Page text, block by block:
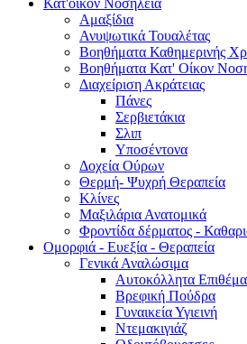
Κατ'οίκον Νοσηλεία
Αμαξίδια
Ανυψωτικά Τουαλέτας
Βοηθήματα Καθημερινής
Βοηθήματα Κατ' Οίκον
Διαχείριση Ακράτειας
Πάνες
Σερβιετάκια
Σλιπ
Υποσέντονα
Δοχεία Ούρων
Θερμή- Ψυχρή Θεραπεία
Κλίνες
Μαξιλάρια Ανατομικά
Φροντίδα δέρματος -
Ομορφιά - Ευεξία - Θεραπεία
Γενικά Αναλώσιμα
Αυτοκόλλητα
Βρεφική Πούδρα
Γυναικεία Υγιεινή
Ντεμακιγιάζ